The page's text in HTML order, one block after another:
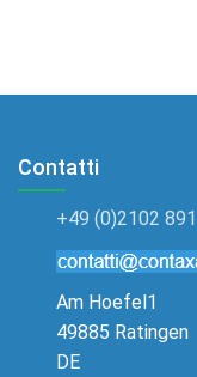
Contatti
+49 (0)2102
Am Hoefel1
49885 Ratingen
DE